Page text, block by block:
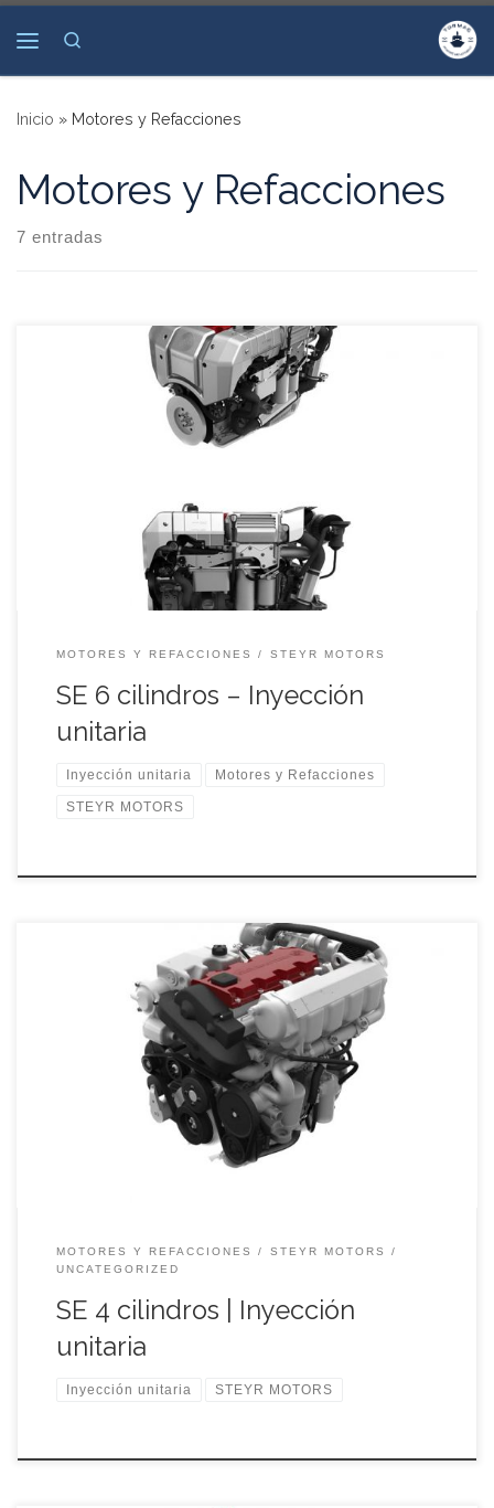
Saltar al contenido
Inicio » Motores y Refacciones
Motores y Refacciones
7 entradas
MOTORES Y REFACCIONES STEYR MOTORS
SE 6 cilindros – Inyección
unitaria
Inyección unitaria Motores y Refacciones
STEYR MOTORS
Características principales:
MOTORES Y REFACCIONES
STEYR MOTORS
UNCATEGORIZED
SE 4 cilindros | Inyección
unitaria
Inyección unitaria STEYR MOTORS